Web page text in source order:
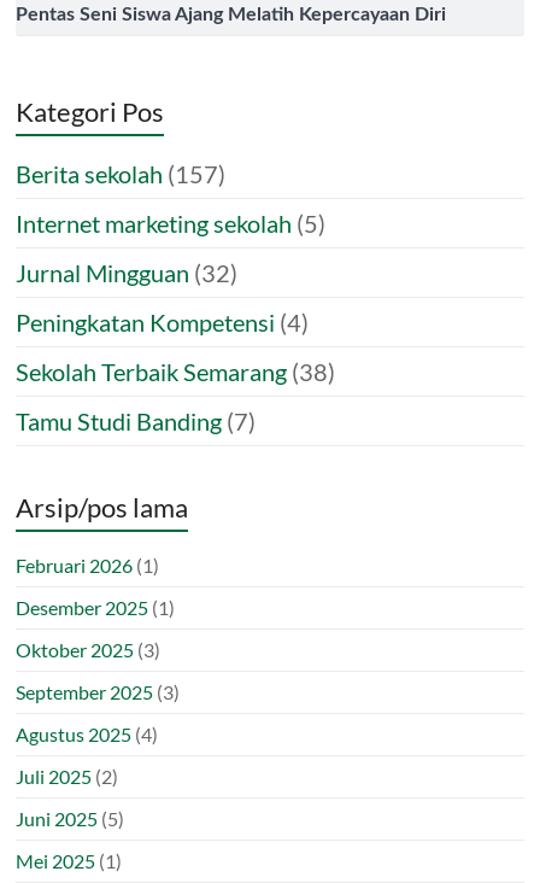
Pentas Seni Siswa Ajang Melatih Kepercayaan Diri
Kategori Pos
Berita sekolah (157)
Internet marketing sekolah (5)
Jurnal Mingguan (32)
Peningkatan Kompetensi (4)
Sekolah Terbaik Semarang (38)
Tamu Studi Banding (7)
Arsip/pos lama
Februari 2026 (1)
Desember 2025 (1)
Oktober 2025 (3)
September 2025 (3)
Agustus 2025 (4)
Juli 2025 (2)
Juni 2025 (5)
Mei 2025 (1)